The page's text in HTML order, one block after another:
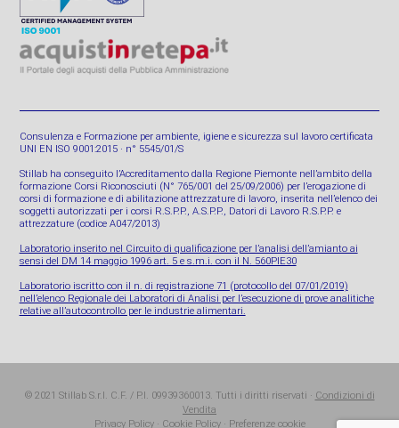
Consulenza e Formazione per ambiente, igiene e sicurezza sul lavoro certificata
UNI EN ISO 9001:2015 · n° 5545/01/S
Stillab ha conseguito l’Accreditamento dalla Regione Piemonte nell’ambito della
formazione Corsi Riconosciuti (N° 765/001 del 25/09/2006) per l’erogazione di
corsi di formazione e di abilitazione attrezzature di lavoro, inserita nell’elenco dei
soggetti autorizzati per i corsi R.S.P.P., A.S.P.P., Datori di Lavoro R.S.P.P. e
attrezzature (codice A047/2013)
Laboratorio inserito nel Circuito di qualificazione per l’analisi dell’amianto ai
sensi del DM 14 maggio 1996 art. 5 e s.m.i. con il N. 560PIE30
Laboratorio iscritto con il n. di registrazione 71 (protocollo del 07/01/2019)
nell’elenco Regionale dei Laboratori di Analisi per l’esecuzione di prove analitiche
relative all’autocontrollo per le industrie alimentari.
© 2021 Stillab S.r.l. C.F. / P.I. 09939360013. Tutti i diritti riservati · Condizioni di
Vendita
Privacy Policy· Cookie Policy· Preferenze cookie